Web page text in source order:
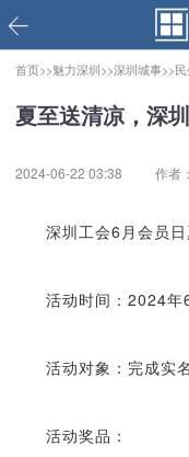
首页>>魅力深圳>>深圳城事>>
夏至送清凉，深
2024-06-22 03:38 作者
深圳工会6月会员
活动时间：2024年
活动对象：完成实
活动奖品：